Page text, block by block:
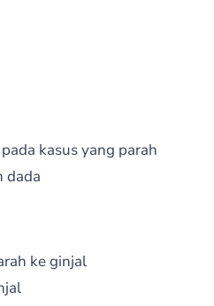
kasus yang parah
dada
ke ginjal